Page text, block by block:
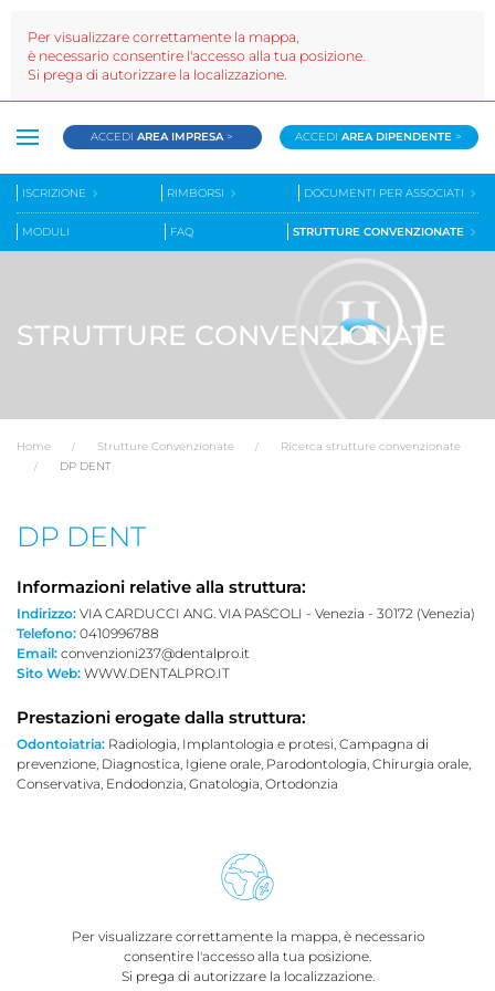
ACCEDIAREA IMPRESA > ACCEDIAREA DIPENDENTE >
ISCRIZIONE RIMBORSI DOCUMENTI PER ASSOCIATI
MODULI FAQ STRUTTURE CONVENZIONATE
STRUTTURE CONVENZIONATE
Home Strutture Convenzionate
Ricerca strutture convenzionate
DP DENT
DP DENT
Informazioni relative alla struttura:
Indirizzo: VIA CARDUCCI ANG. VIA PASCOLI - Venezia - 30172 (Venezia)
Telefono: 0410996788
Email: convenzioni237@dentalpro.it
Sito Web: WWW.DENTALPRO.IT
Prestazioni erogate dalla struttura:
Odontoiatria: Radiologia, Implantologia e protesi, Campagna di
prevenzione, Diagnostica, Igiene orale, Parodontologia, Chirurgia orale,
Conservativa, Endodonzia, Gnatologia, Ortodonzia
Per visualizzare correttamente la mappa, è necessario
consentire l'accesso alla tua posizione.
Si prega di autorizzare la localizzazione.
Per visualizzare correttamente la mappa,
è necessario consentire l'accesso alla tua posizione.
Si prega di autorizzare la localizzazione.